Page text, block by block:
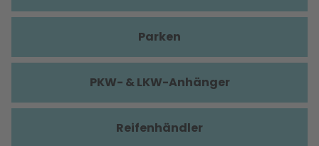
Parken
PKW- & LKW-Anhänger
Reifenhändler